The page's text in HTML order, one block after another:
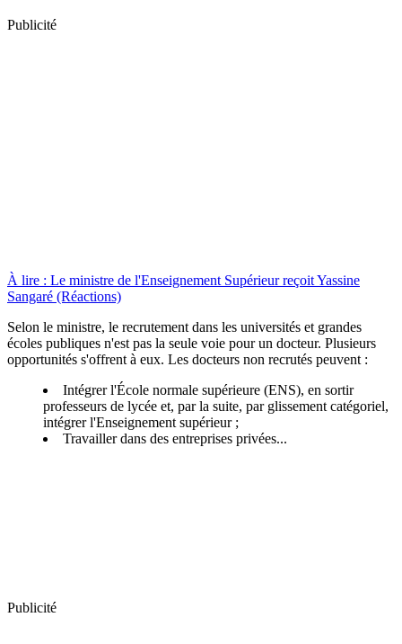
Publicité
À lire : Le ministre de l'Enseignement Supérieur reçoit Yassine
Sangaré (Réactions)
Selon le ministre, le recrutement dans les universités et grandes
écoles publiques n'est pas la seule voie pour un docteur. Plusieurs
opportunités s'offrent à eux. Les docteurs non recrutés peuvent :
Intégrer l'École normale supérieure (ENS), en sortir
professeurs de lycée et, par la suite, par glissement catégoriel,
intégrer l'Enseignement supérieur ;
Travailler dans des entreprises privées...
Publicité